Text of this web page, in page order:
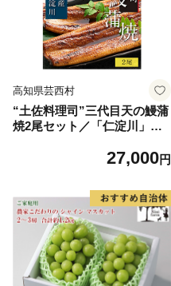
高知県芸西村
“土佐料理司”三代目天の鰻蒲
焼2尾セット／「仁淀川」水
殖 国産・高知県産〈高知市共
27,000円